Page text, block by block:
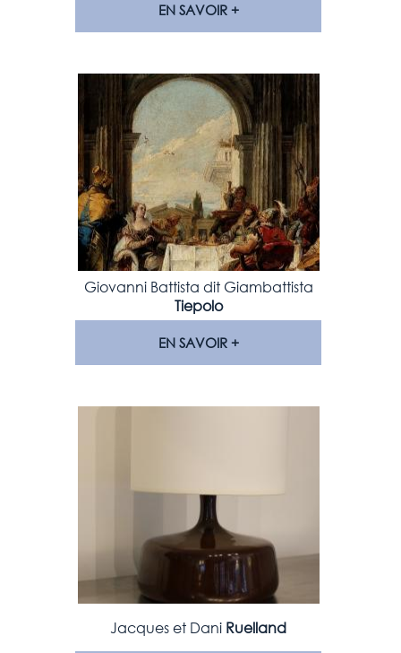
EN SAVOIR +
Giovanni Battista dit Giambattista
Tiepolo
EN SAVOIR +
Jacques et Dani Ruelland